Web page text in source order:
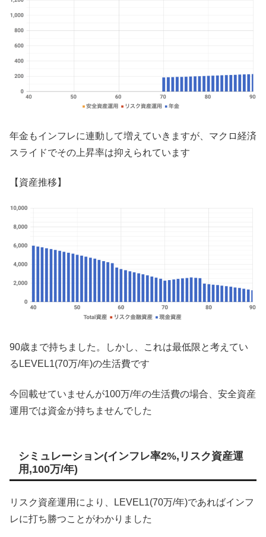
年金もインフレに連動して増えていきますが、マクロ経済
スライドでその上昇率は抑えられています
【資産推移】
90歳まで持ちました。しかし、これは最低限と考えてい
るLEVEL1(70万/年)の生活費です
今回載せていませんが100万/年の生活費の場合、安全資産
運用では資金が持ちませんでした
シミュレーション(インフレ率2%,リスク資産運
用,100万/年)
リスク資産運用により、LEVEL1(70万/年)であればインフ
レに打ち勝つことがわかりました